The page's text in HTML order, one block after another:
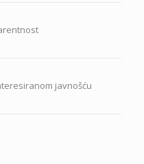
javnošću